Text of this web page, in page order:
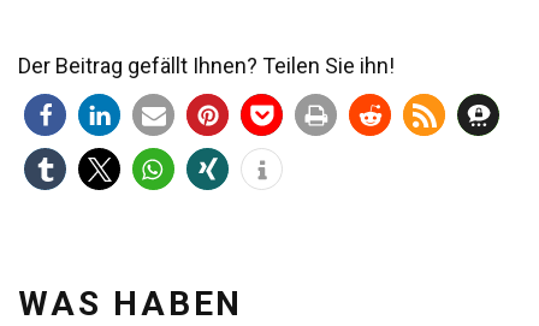
Der Beitrag gefällt Ihnen? Teilen Sie ihn!
WAS HABEN